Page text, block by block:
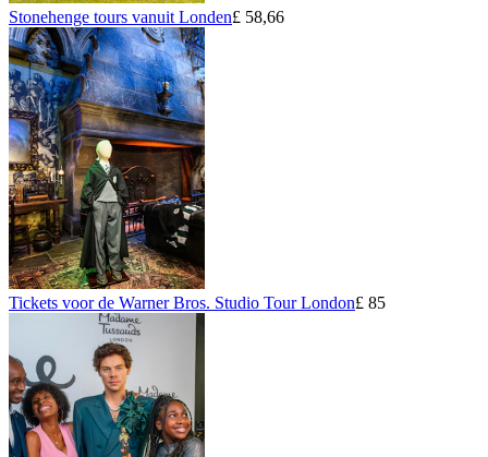
Stonehenge tours vanuit Londen£ 58,66
Tickets voor de Warner Bros. Studio Tour London£ 85